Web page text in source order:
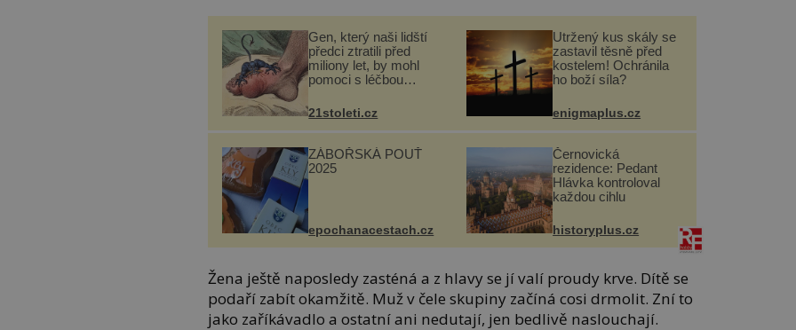
Gen, který naši lidští
předci ztratili před
miliony let, by mohl
pomoci s léčbou
21stoleti.cz
Utržený kus skály se
zastavil těsně před
kostelem! Ochránila
ho boží síla?
enigmaplus.cz
ZÁBOŘSKÁ POUŤ
2025
epochanacestach.cz
Černovická
rezidence: Pedant
Hlávka kontroloval
každou cihlu
historyplus.cz
Žena ještě naposledy zasténá a z hlavy se jí valí proudy krve. Dítě se
podaří zabít okamžitě. Muž v čele skupiny začíná cosi drmolit. Zní to
jako zaříkávadlo a ostatní ani nedutají, jen bedlivě naslouchají.